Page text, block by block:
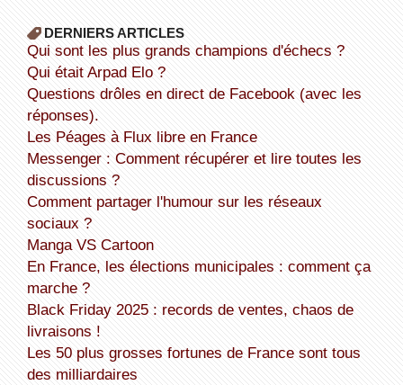
DERNIERS ARTICLES
Qui sont les plus grands champions d'échecs ?
Qui était Arpad Elo ?
Questions drôles en direct de Facebook (avec les
réponses).
Les Péages à Flux libre en France
Messenger : Comment récupérer et lire toutes les
discussions ?
Comment partager l'humour sur les réseaux
sociaux ?
Manga VS Cartoon
En France, les élections municipales : comment ça
marche ?
Black Friday 2025 : records de ventes, chaos de
livraisons !
Les 50 plus grosses fortunes de France sont tous
des milliardaires